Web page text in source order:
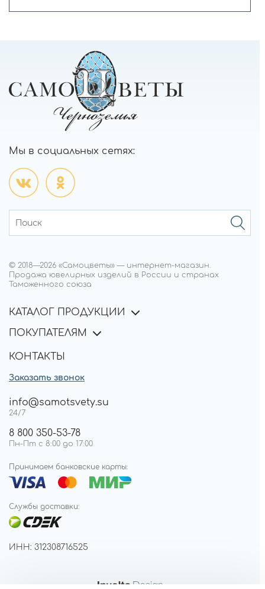
Мы в социальных сетях:
© 2018—2026 «Самоцветы» — интернет-магазин.
Продажа ювелирных изделий в России и странах
Таможенного союза
КАТАЛОГ ПРОДУКЦИИ
ПОКУПАТЕЛЯМ
КОНТАКТЫ
Заказать звонок
info@samotsvety.su
24/7
8 800 350-53-78
Пн-Пт с 8:00 до 17:00
Принимаем банковские карты:
Службы доставки:
ИНН: 312308716525